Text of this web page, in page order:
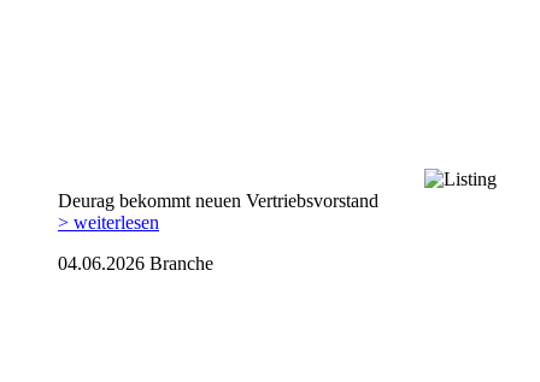
Deurag bekommt neuen Vertriebsvorstand
> weiterlesen
04.06.2026 Branche